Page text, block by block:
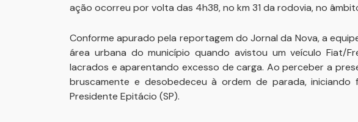
ação ocorreu por volta das 4h38, no km 31 da rodovia, no
Conforme apurado pela reportagem do Jornal da Nova, a
área urbana do município quando avistou um veículo Fiat/
lacrados e aparentando excesso de carga. Ao perceber a
bruscamente e desobedeceu à ordem de parada,
Presidente Epitácio (SP).